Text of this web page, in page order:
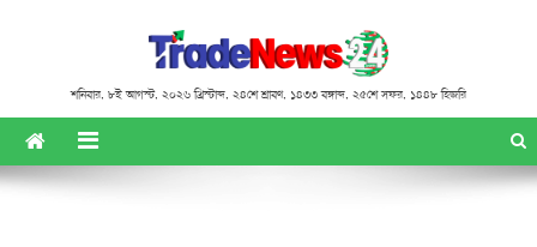
শনিবার, ৮ই আগস্ট, ২০২৬ খ্রিস্টাব্দ, ২৪শে শ্রাবণ, ১৪৩৩ বঙ্গাব্দ, ২৫শে সফর, ১৪৪৮ হিজরি